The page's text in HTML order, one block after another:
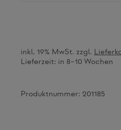
inkl. 19% MwSt. zzgl.
Lieferzeit: in 8–10 Wochen
Produktnummer: 201185